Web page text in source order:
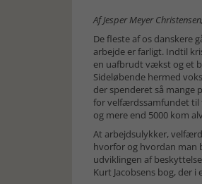
Af Jesper Meyer
De fleste af os danskere
arbejde er farligt. Indtil
en uafbrudt vækst og et
Sideløbende hermed
der spenderet så mange
for velfærdssamfundet til
og mere end 5000 kom
At arbejdsulykker,
hvorfor og hvordan man
udviklingen af
Kurt Jacobsens bog, der